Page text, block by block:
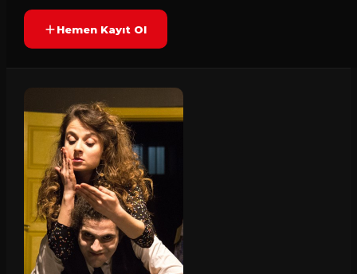
Hemen Kayıt Ol